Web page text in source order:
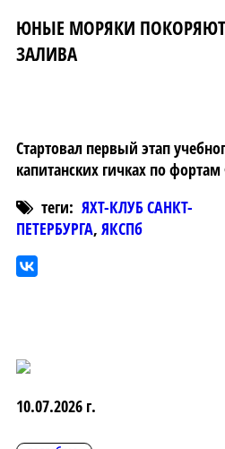
ЮНЫЕ МОРЯКИ
ЗАЛИВА
Стартовал первый этап
капитанских гичках по
теги: ЯХТ-КЛУБ САНКТ-
ПЕТЕРБУРГА, ЯКСПб
10.07.2026 г.